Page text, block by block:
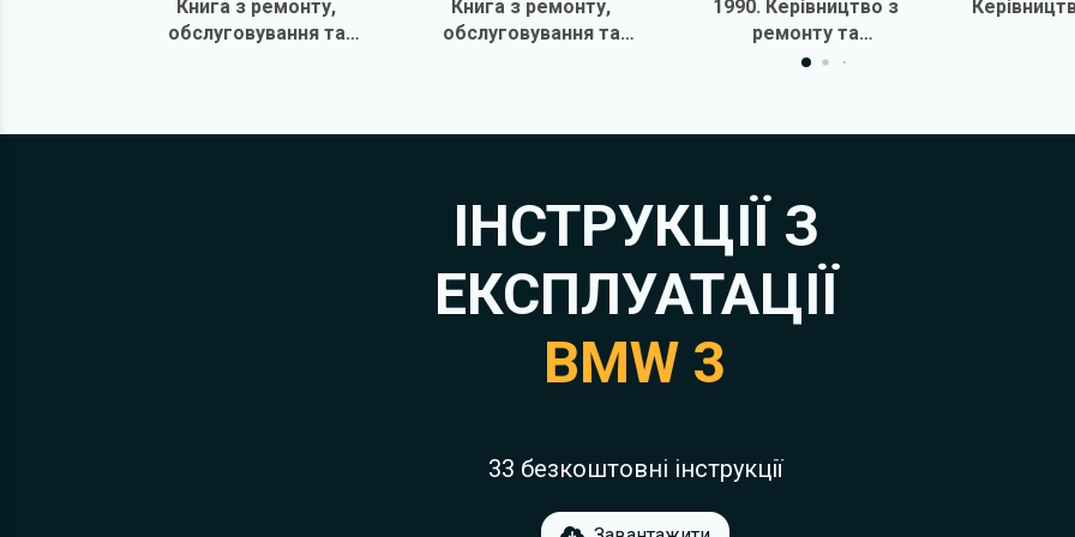
Книга з ремонту,
обслуговування та
Книга з ремонту,
обслуговування та
1990. Керівництво з
ремонту та
обслуговування
ІНСТРУКЦІЇ З
ЕКСПЛУАТАЦІЇ
BMW 3
33 безкоштовні інструкції